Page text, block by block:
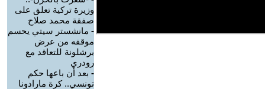
وزيرة تركية تعلق على
صفقة محمد صلاح
- مانشستر سيتي يحسم
موقفه من عرض
برشلونة للتعاقد مع
رودري
- بعد أن باعها حكم
تونسي.. كرة مارادونا